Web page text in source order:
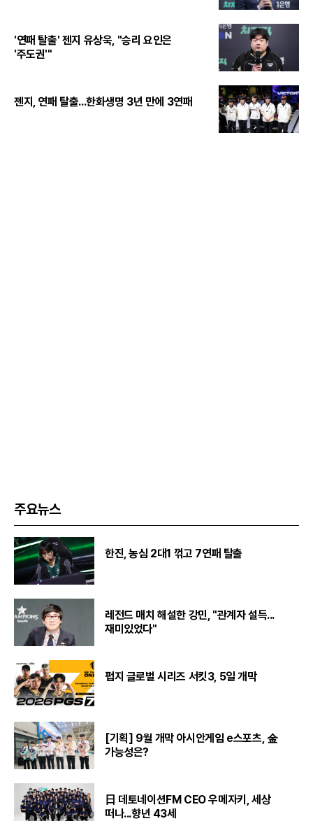
'연패 탈출' 젠지 유상욱, "승리 요인은
'주도권'"
젠지, 연패 탈출...한화생명 3년 만에 3연패
주요뉴스
한진, 농심 2대1 꺾고 7연패 탈출
레전드 매치 해설한 강민, "관계자 설득...
재미있었다"
펍지 글로벌 시리즈 서킷3, 5일 개막
[기획] 9월 개막 아시안게임 e스포츠, 金
가능성은?
日 데토네이션FM CEO 우메자키, 세상
떠나...향년 43세